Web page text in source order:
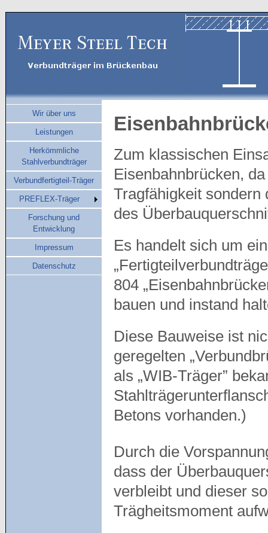
Wir über uns
Leistungen
Herkömmliche
Stahlverbundträger
Verbundfertigteil-Träger
PREFLEX-Träger
Forschung und
Entwicklung
Impressum
Datenschutz
Zum klassischen
Eisenbahnbrücken,
Tragfähigkeit sondern
des
Es handelt sich um
804
bauen und instand
Diese Bauweise ist
geregelten
als „WIB-Träger”
Betons vorhanden.)
Durch die
dass der
verbleibt und dieser
Trägheitsmoment